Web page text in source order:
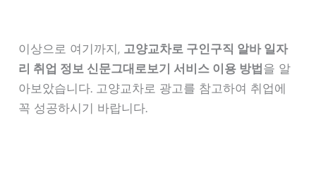
이상으로 여기까지, 고양교차로 구인구직 알바 일자
리 취업 정보 신문그대로보기 서비스 이용 방법을 알
아보았습니다. 고양교차로 광고를 참고하여 취업에
꼭 성공하시기 바랍니다.